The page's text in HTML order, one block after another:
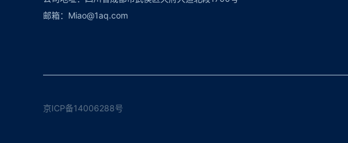
邮箱：Miao@1aq.com
京ICP备14006288号